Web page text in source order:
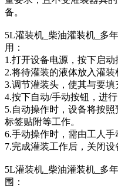
备。
5L灌装机_柴油灌装机_多
用：
1.打开设备电源，按下启动
2.将待灌装的液体放入灌装
3.调节灌装头，使其与要填
4.按下自动/手动按钮，进
5.自动操作时，设备将按照
标签贴附等工作。
6.手动操作时，需由工人手
7.完成灌装工作后，关闭设
5L灌装机_柴油灌装机_多
围：